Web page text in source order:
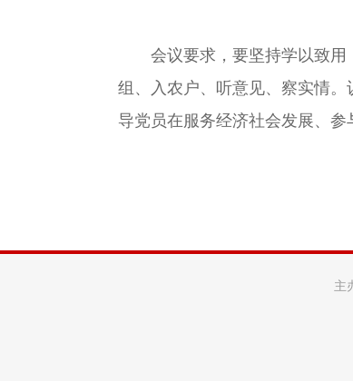
会议要求，要坚持学以致
组、入农户、听意见、察实情。
导党员在服务经济社会发展、参
主